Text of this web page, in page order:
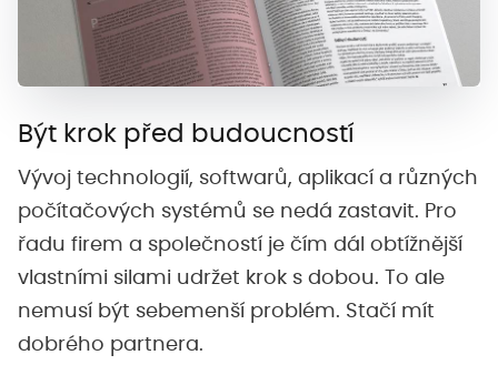
Být krok před budoucností
Vývoj technologií, softwarů, aplikací a různých
počítačových systémů se nedá zastavit. Pro
řadu firem a společností je čím dál obtížnější
vlastními silami udržet krok s dobou. To ale
nemusí být sebemenší problém. Stačí mít
dobrého partnera.